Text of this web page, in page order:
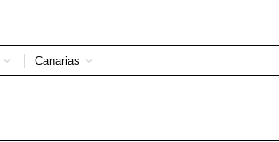
Canarias